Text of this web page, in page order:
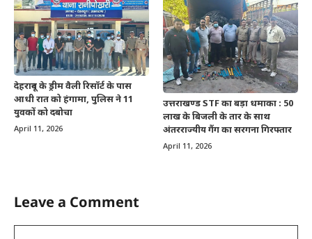
देहरादून के ड्रीम वैली रिसॉर्ट के पास
आधी रात को हंगामा, पुलिस ने 11
युवकों को दबोचा
April 11, 2026
उत्तराखण्ड STF का बड़ा धमाका : 50
लाख के बिजली के तार के साथ
अंतरराज्यीय गैंग का सरगना गिरफ्तार
April 11, 2026
Leave a Comment